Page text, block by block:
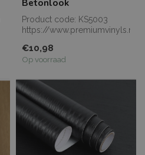
Product code: KS5003
https://www.premiumvinyls.nl/
€10,98
Op voorraad